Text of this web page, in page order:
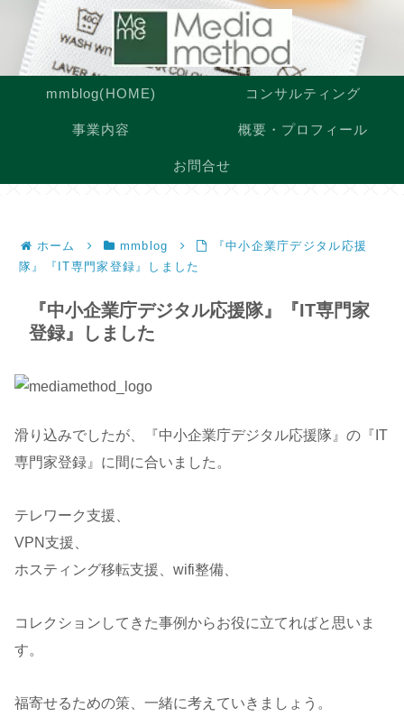
mmblog(HOME) コンサルティング
事業内容 概要・プロフィール
お問合せ
ホーム mmblog
『中小企業庁デジタル応援
隊』『IT専門家登録』しました
『中小企業庁デジタル応援隊』『IT専門家
登録』しました
滑り込みでしたが、『中小企業庁デジタル応援隊』の『IT
専門家登録』に間に合いました。
テレワーク支援、
VPN支援、
ホスティング移転支援、wifi整備、
コレクションしてきた事例からお役に立てればと思いま
す。
福寄せるための策、一緒に考えていきましょう。